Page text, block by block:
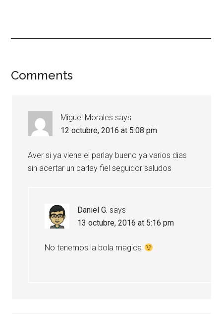
Comments
Miguel Morales says
12 octubre, 2016 at 5:08 pm
Aver si ya viene el parlay bueno ya varios dias
sin acertar un parlay fiel seguidor saludos
Daniel G. says
13 octubre, 2016 at 5:16 pm
No tenemos la bola magica